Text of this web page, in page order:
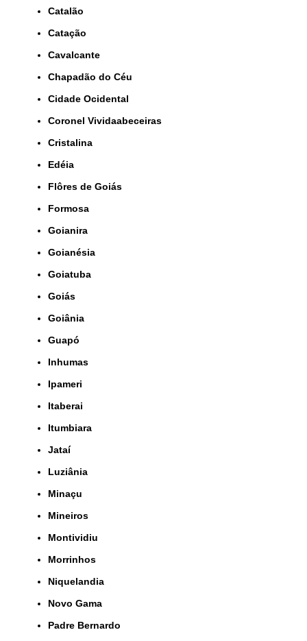
Catalão
Catação
Cavalcante
Chapadão do Céu
Cidade Ocidental
Coronel Vividaabeceiras
Cristalina
Edéia
Flôres de Goiás
Formosa
Goianira
Goianésia
Goiatuba
Goiás
Goiânia
Guapó
Inhumas
Ipameri
Itaberai
Itumbiara
Jataí
Luziânia
Minaçu
Mineiros
Montividiu
Morrinhos
Niquelandia
Novo Gama
Padre Bernardo